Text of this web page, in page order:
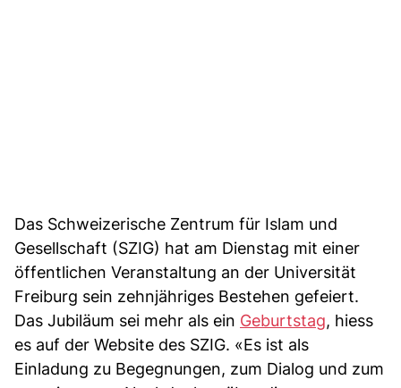
Das Schweizerische Zentrum für Islam und
Gesellschaft (SZIG) hat am Dienstag mit einer
öffentlichen Veranstaltung an der Universität
Freiburg sein zehnjähriges Bestehen gefeiert.
Das Jubiläum sei mehr als ein Geburtstag, hiess
es auf der Website des SZIG. «Es ist als
Einladung zu Begegnungen, zum Dialog und zum